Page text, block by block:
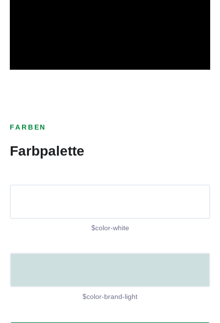
FARBEN
Farbpalette
$color-white
$color-brand-light